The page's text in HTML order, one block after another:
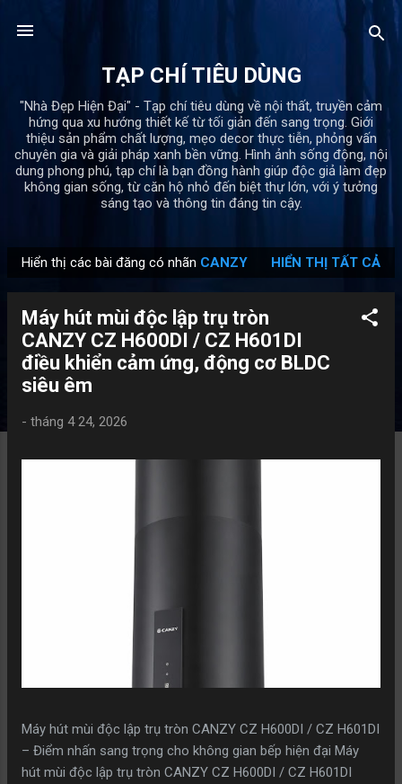
TẠP CHÍ TIÊU DÙNG
"Nhà Đẹp Hiện Đại" - Tạp chí tiêu dùng về nội thất, truyền cảm
hứng qua xu hướng thiết kế từ tối giản đến sang trọng. Giới
thiệu sản phẩm chất lượng, mẹo decor thực tiễn, phỏng vấn
chuyên gia và giải pháp xanh bền vững. Hình ảnh sống động, nội
dung phong phú, tạp chí là bạn đồng hành giúp độc giả làm đẹp
không gian sống, từ căn hộ nhỏ đến biệt thự lớn, với ý tưởng
sáng tạo và thông tin đáng tin cậy.
à
Hiển thị các bài đăng có nhãn CANZY HIỂN THỊ TẤT CẢ
Máy hút mùi độc lập trụ tròn
CANZY CZ H600DI / CZ H601DI
điều khiển cảm ứng, động cơ BLDC
siêu êm
- tháng 4 24, 2026
Máy hút mùi độc lập trụ tròn CANZY CZ H600DI / CZ H601DI
– Điểm nhấn sang trọng cho không gian bếp hiện đại Máy
hút mùi độc lập trụ tròn CANZY CZ H600DI / CZ H601DI